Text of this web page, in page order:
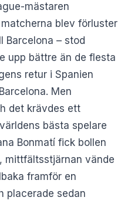
mästaren
blev förluster
Barcelona – stod
upp bättre än de flesta
retur i Spanien
Men
det krävdes ett
bästa spelare
Bonmatí fick bollen
mittfältsstjärnan vände
framför en
placerade sedan